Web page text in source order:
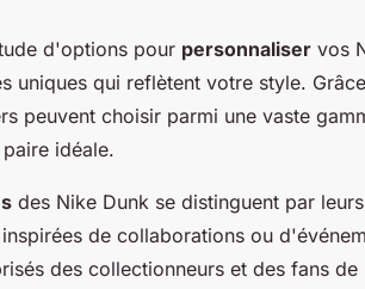
d'options pour personnaliser vos
uniques qui reflètent votre style.
peuvent choisir parmi une vaste
idéale.
des Nike Dunk se distinguent par
de collaborations ou
des collectionneurs et des fans